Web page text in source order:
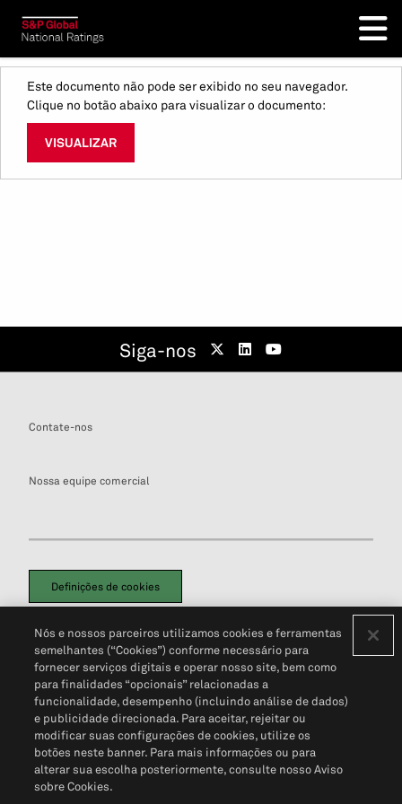
Este documento não pode ser exibido no seu navegador.
Clique no botão abaixo para visualizar o documento:
VISUALIZAR
Siga-nos
Contate-nos
Nossa equipe comercial
Definições de cookies
Política de PrivacidadePortal de privacidade do cliente (em inglês)
Não Venda Minhas Informações Pessoais© 2026 S&P Global
Nós e nossos parceiros utilizamos cookies e ferramentas
semelhantes (“Cookies”) conforme necessário para
fornecer serviços digitais e operar nosso site, bem como
para finalidades “opcionais” relacionadas a
funcionalidade, desempenho (incluindo análise de dados)
e publicidade direcionada. Para aceitar, rejeitar ou
modificar suas configurações de cookies, utilize os
botões neste banner. Para mais informações ou para
alterar sua escolha posteriormente, consulte nosso Aviso
sobre Cookies.